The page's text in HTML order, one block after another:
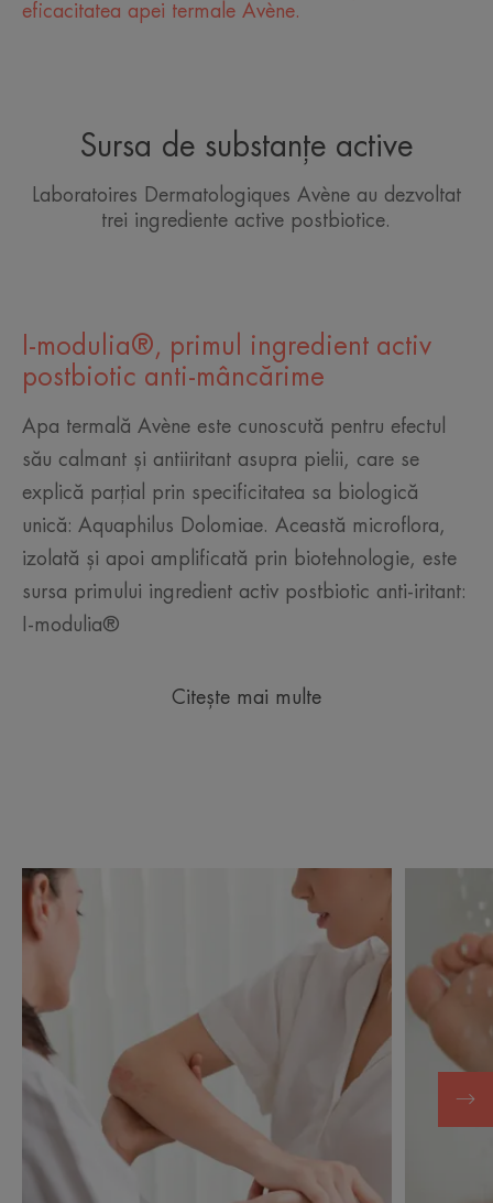
eficacitatea apei termale Avène.
Sursa de substanțe active
Laboratoires Dermatologiques Avène au dezvoltat
trei ingrediente active postbiotice.
I-modulia®, primul ingredient activ
postbiotic anti-mâncărime
Apa termală Avène este cunoscută pentru efectul
său calmant și antiiritant asupra pielii, care se
explică parțial prin specificitatea sa biologică
unică: Aquaphilus Dolomiae. Această microflora,
izolată și apoi amplificată prin biotehnologie, este
sursa primului ingredient activ postbiotic anti-iritant:
I-modulia®
Citește mai multe